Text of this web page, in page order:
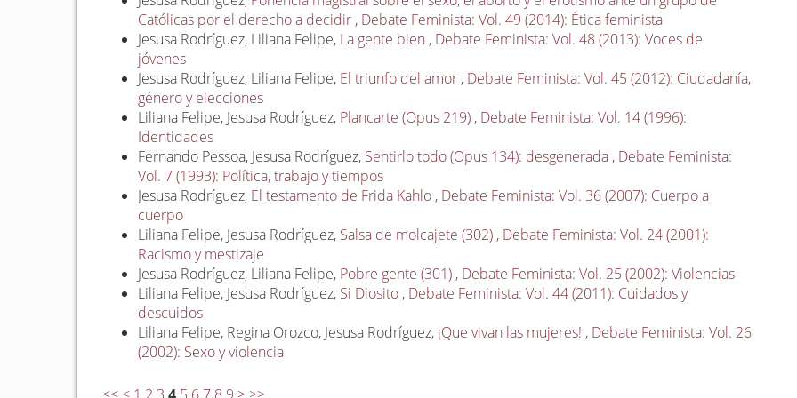
Católicas por el derecho a decidir , Debate Feminista: Vol. 49 (2014): Ética feminista
Jesusa Rodríguez, Liliana Felipe, La gente bien , Debate Feminista: Vol. 48 (2013): Voces de
jóvenes
Jesusa Rodríguez, Liliana Felipe, El triunfo del amor , Debate Feminista: Vol. 45 (2012): Ciudadanía,
género y elecciones
Liliana Felipe, Jesusa Rodríguez, Plancarte (Opus 219) , Debate Feminista: Vol. 14 (1996):
Identidades
Fernando Pessoa, Jesusa Rodríguez, Sentirlo todo (Opus 134): desgenerada , Debate Feminista:
Vol. 7 (1993): Política, trabajo y tiempos
Jesusa Rodríguez, El testamento de Frida Kahlo , Debate Feminista: Vol. 36 (2007): Cuerpo a
cuerpo
Liliana Felipe, Jesusa Rodríguez, Salsa de molcajete (302) , Debate Feminista: Vol. 24 (2001):
Racismo y mestizaje
Jesusa Rodríguez, Liliana Felipe, Pobre gente (301) , Debate Feminista: Vol. 25 (2002): Violencias
Liliana Felipe, Jesusa Rodríguez, Si Diosito , Debate Feminista: Vol. 44 (2011): Cuidados y
descuidos
Liliana Felipe, Regina Orozco, Jesusa Rodríguez, ¡Que vivan las mujeres! , Debate Feminista: Vol. 26
(2002): Sexo y violencia